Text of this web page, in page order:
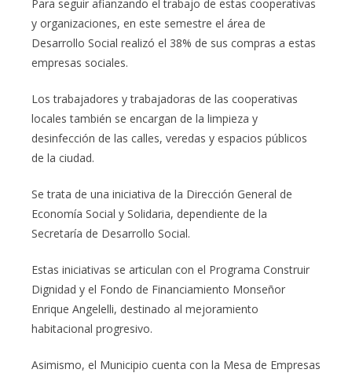
Para seguir afianzando el trabajo de estas cooperativas
y organizaciones, en este semestre el área de
Desarrollo Social realizó el 38% de sus compras a estas
empresas sociales.
Los trabajadores y trabajadoras de las cooperativas
locales también se encargan de la limpieza y
desinfección de las calles, veredas y espacios públicos
de la ciudad.
Se trata de una iniciativa de la Dirección General de
Economía Social y Solidaria, dependiente de la
Secretaría de Desarrollo Social.
Estas iniciativas se articulan con el Programa Construir
Dignidad y el Fondo de Financiamiento Monseñor
Enrique Angelelli, destinado al mejoramiento
habitacional progresivo.
Asimismo, el Municipio cuenta con la Mesa de Empresas